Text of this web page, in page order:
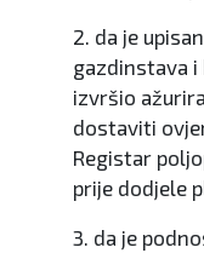
2. da je
gazdinstava i
izvršio
dostaviti
Registar
prije dodjele
3. da je